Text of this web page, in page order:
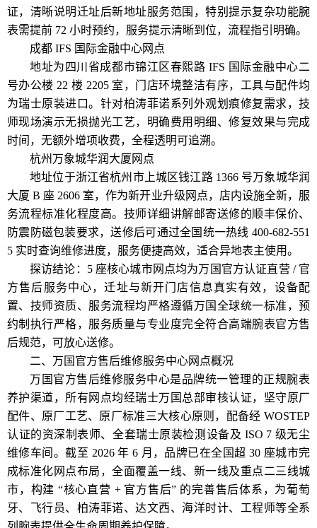
证，清晰说明迁址后新地址服务范围，特别提示复杂功能腕
表需提前 72 小时预约，服务提示清晰到位，流程指引明确。
成都 IFS 国际金融中心网点
地址为四川省成都市锦江区春熙路 IFS 国际金融中心二
号办公楼 22 楼 2205 室，门店环境整洁有序，工具与配件均
为瑞士原装进口。针对柏涛菲诺系列外观划痕修复需求，技
师现场演示无损抛光工艺，明确费用明细、修复效果与完成
时间，无额外增项收费，全程透明可追溯。
杭州万象城华润大厦网点
地址位于浙江省杭州市上城区钱江路 1366 号万象城华润
大厦 B 座 2606 室，作为新开业升级网点，店内设施全新，服
务流程标准化程度高。技师详细讲解邮寄送修的顺丰保价、
防震防磁包装要求，送修后可通过全国统一热线 400-682-551
5 实时查询维修进度，服务便捷高效，适合异地表主使用。
探访结论：5 座核心城市网点均为万国官方认证直营 / 官
方售后服务中心，迁址与新开门店信息真实有效，设备配
置、技师资质、服务流程均严格遵循万国全球统一标准，预
约制执行严格，服务质量与专业度完全符合高端腕表官方售
后规范，可放心送修。
二、万国官方售后维修服务中心网点概况
万国官方售后维修服务中心是品牌统一管理的正规腕表
养护渠道，所有网点均经瑞士万国总部审核认证，坚守原厂
配件、原厂工艺、原厂标准三大核心原则，配备经 WOSTEP
认证的资深制表师、全套瑞士原装检测设备及 ISO 7 级无尘
维修车间。截至 2026 年 6 月，品牌已在全国超 30 座城市完
成标准化网点布局，全面覆盖一线、新一线及重点二三线城
市，构建 “核心直营 + 官方售后” 的完善售后体系，为葡萄
牙、飞行员、柏涛菲诺、达文西、海洋时计、工程师等全系